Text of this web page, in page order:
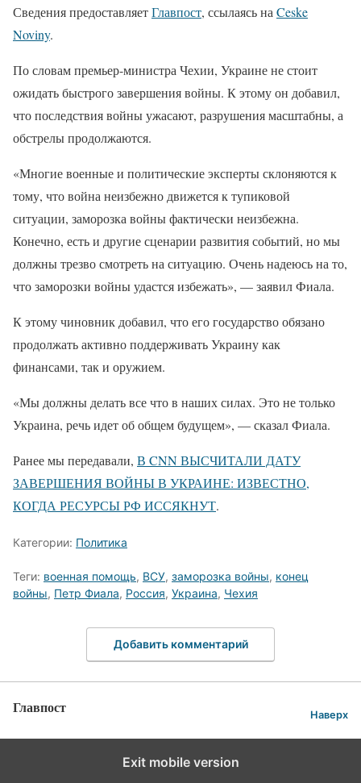
Сведения предоставляетГлавпост, ссылаясь на Ceske
Noviny.
По словам премьер-министра Чехии, Украине не стоит
ожидать быстрого завершения войны. К этому он добавил,
что последствия войны ужасают, разрушения масштабны, а
обстрелы продолжаются.
«Многие военные и политические эксперты склоняются к
тому, что война неизбежно движется к тупиковой
ситуации, заморозка войны фактически неизбежна.
Конечно, есть и другие сценарии развития событий, но мы
должны трезво смотреть на ситуацию. Очень надеюсь на то,
что заморозки войны удастся избежать», — заявил Фиала.
К этому чиновник добавил, что его государство обязано
продолжать активно поддерживать Украину как
финансами, так и оружием.
«Мы должны делать все что в наших силах. Это не только
Украина, речь идет об общем будущем», — сказал Фиала.
Ранее мы передавали, В CNN ВЫСЧИТАЛИ ДАТУ
ЗАВЕРШЕНИЯ ВОЙНЫ В УКРАИНЕ: ИЗВЕСТНО,
КОГДА РЕСУРСЫ РФ ИССЯКНУТ.
Категории: Политика
Теги: военная помощь, ВСУ, заморозка войны, конец
войны, Петр Фиала, Россия, Украина, Чехия
Добавить комментарий
Главпост Наверх
Exit mobile version